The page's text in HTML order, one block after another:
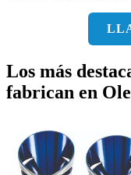
Los más
fabrican en